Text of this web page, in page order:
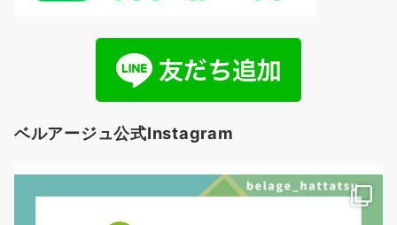
ベルアージュ公式Instagram